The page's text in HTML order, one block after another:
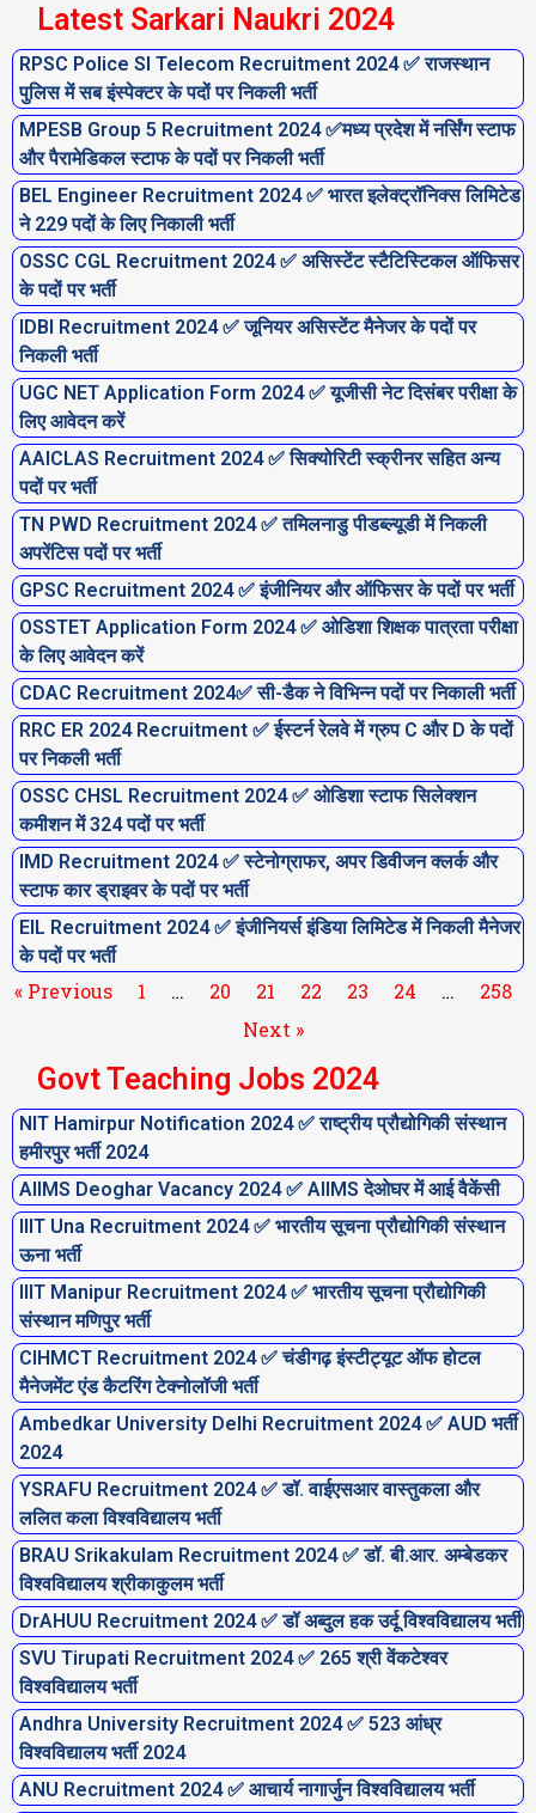
Latest Sarkari Naukri 2024
RPSC Police SI Telecom Recruitment 2024 ✅ राजस्थान
पुलिस में सब इंस्पेक्टर के पदों पर निकली भर्ती
MPESB Group 5 Recruitment 2024 ✅मध्य प्रदेश में नर्सिंग स्टाफ
और पैरामेडिकल स्टाफ के पदों पर निकली भर्ती
BEL Engineer Recruitment 2024 ✅ भारत इलेक्ट्रॉनिक्स लिमिटेड
ने 229 पदों के लिए निकाली भर्ती
OSSC CGL Recruitment 2024 ✅ असिस्टेंट स्टैटिस्टिकल ऑफिसर
के पदों पर भर्ती
IDBI Recruitment 2024 ✅ जूनियर असिस्टेंट मैनेजर के पदों पर
निकली भर्ती
UGC NET Application Form 2024 ✅ यूजीसी नेट दिसंबर परीक्षा के
लिए आवेदन करें
AAICLAS Recruitment 2024 ✅ सिक्योरिटी स्क्रीनर सहित अन्य
पदों पर भर्ती
TN PWD Recruitment 2024 ✅ तमिलनाडु पीडब्ल्यूडी में निकली
अपरेंटिस पदों पर भर्ती
GPSC Recruitment 2024 ✅ इंजीनियर और ऑफिसर के पदों पर भर्ती
OSSTET Application Form 2024 ✅ ओडिशा शिक्षक पात्रता परीक्षा
के लिए आवेदन करें
CDAC Recruitment 2024✅ सी-डैक ने विभिन्न पदों पर निकाली भर्ती
RRC ER 2024 Recruitment ✅ ईस्टर्न रेलवे में ग्रुप C और D के पदों
पर निकली भर्ती
OSSC CHSL Recruitment 2024 ✅ ओडिशा स्टाफ सिलेक्शन
कमीशन में 324 पदों पर भर्ती
IMD Recruitment 2024 ✅ स्टेनोग्राफर, अपर डिवीजन क्लर्क और
स्टाफ कार ड्राइवर के पदों पर भर्ती
EIL Recruitment 2024 ✅ इंजीनियर्स इंडिया लिमिटेड में निकली मैनेजर
के पदों पर भर्ती
« Previous
P
a
g
e
1 …
P
a
g
e
20
P
a
g
e
21
P
a
g
e
22
P
a
e
23
P
a
e
24 …
P
a
e
258
Next »
Govt Teaching Jobs 2024
NIT Hamirpur Notification 2024 ✅ राष्ट्रीय प्रौद्योगिकी संस्थान
हमीरपुर भर्ती 2024
AIIMS Deoghar Vacancy 2024 ✅ AIIMS देओघर में आई वैकेंसी
IIIT Una Recruitment 2024 ✅ भारतीय सूचना प्रौद्योगिकी संस्थान
ऊना भर्ती
IIIT Manipur Recruitment 2024 ✅ भारतीय सूचना प्रौद्योगिकी
संस्थान मणिपुर भर्ती
CIHMCT Recruitment 2024 ✅ चंडीगढ़ इंस्टीट्यूट ऑफ होटल
मैनेजमेंट एंड कैटरिंग टेक्नोलॉजी भर्ती
Ambedkar University Delhi Recruitment 2024 ✅ AUD भर्ती
2024
YSRAFU Recruitment 2024 ✅ डॉ. वाईएसआर वास्तुकला और
ललित कला विश्वविद्यालय भर्ती
BRAU Srikakulam Recruitment 2024 ✅ डॉ. बी.आर. अम्बेडकर
विश्वविद्यालय श्रीकाकुलम भर्ती
DrAHUU Recruitment 2024 ✅ डॉ अब्दुल हक उर्दू विश्वविद्यालय भर्ती
SVU Tirupati Recruitment 2024 ✅ 265 श्री वेंकटेश्वर
विश्वविद्यालय भर्ती
Andhra University Recruitment 2024 ✅ 523 आंध्र
विश्वविद्यालय भर्ती 2024
ANU Recruitment 2024 ✅ आचार्य नागार्जुन विश्वविद्यालय भर्ती
P
a
g
P
a
g
P
a
g
P
a
g
P
a
g
P
a
g
P
a
g